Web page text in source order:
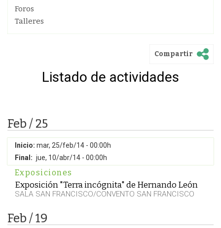
Foros
Talleres
Compartir
Listado de actividades
Feb / 25
Inicio: mar, 25/feb/14 - 00:00h
Final: jue, 10/abr/14 - 00:00h
Exposiciones
Exposición "Terra incógnita" de Hernando León
SALA SAN FRANCISCO/CONVENTO SAN FRANCISCO
Feb / 19